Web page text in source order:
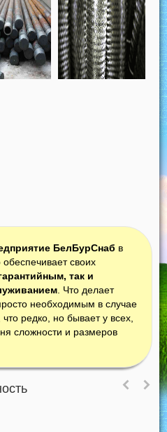
БелБурСнаб в
своих
так и
. Что делает
необходимым в случае
редко, но бывает у всех,
сложности и размеров